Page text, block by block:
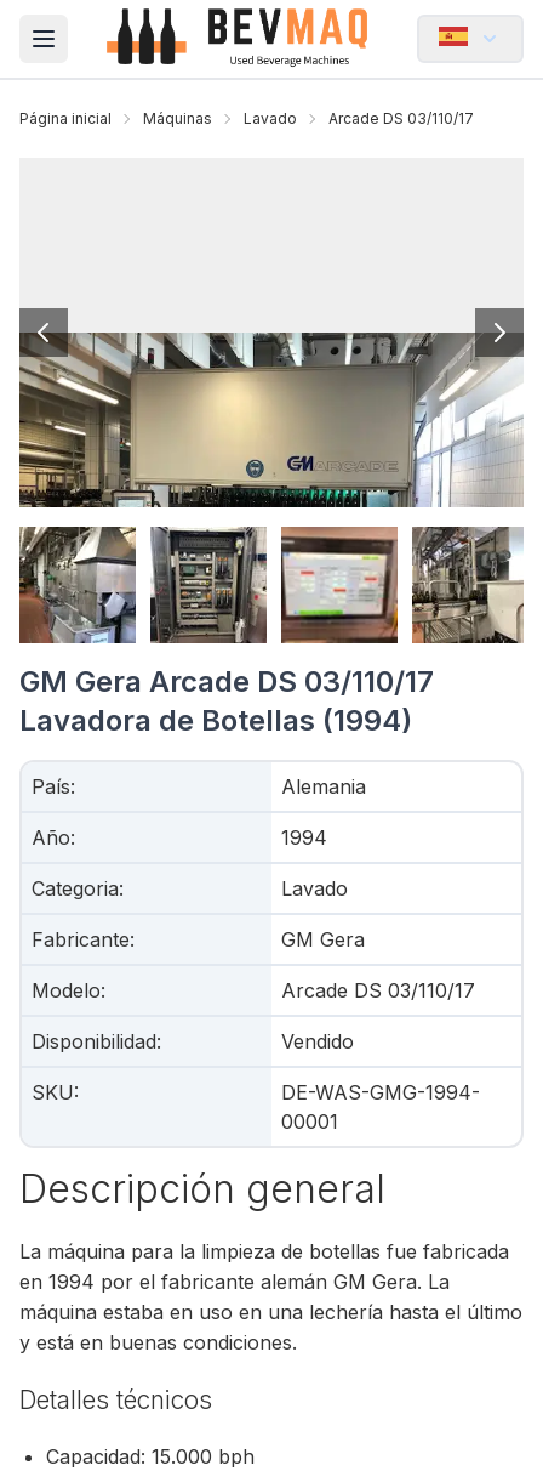
Open main menu
Página inicial Máquinas Lavado Arcade DS 03/110/17
GM Gera Arcade DS 03/110/17
Lavadora de Botellas (1994)
País: Alemania
Año: 1994
Categoria: Lavado
Fabricante: GM Gera
Modelo: Arcade DS 03/110/17
Disponibilidad: Vendido
SKU:
DE-WAS-GMG-1994-
00001
Descripción general
La máquina para la limpieza de botellas fue fabricada
en 1994 por el fabricante alemán GM Gera. La
máquina estaba en uso en una lechería hasta el último
y está en buenas condiciones.
Detalles técnicos
Capacidad: 15.000 bph